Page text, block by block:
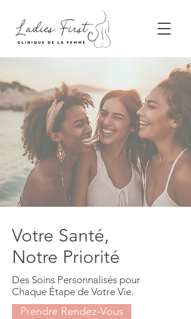
Votre Santé,
Notre Priorité
Des Soins Personnalisés pour
Chaque Étape de Votre Vie.
Prendre Rendez-Vous